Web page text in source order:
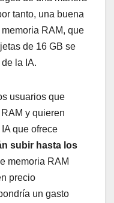
tanto, una buena
RAM, que
de 16 GB se
la IA.
usuarios que
y quieren
que ofrece
subir hasta los
memoria RAM
precio
un gasto